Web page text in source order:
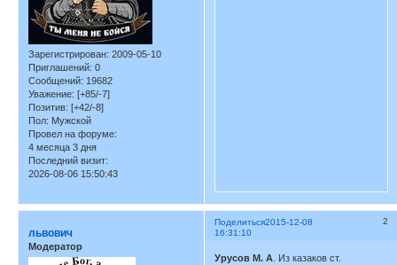
Зарегистрирован: 2009-05-10
Приглашений: 0
Сообщений: 19682
Уважение: [+85/-7]
Позитив: [+42/-8]
Пол: Мужской
Провел на форуме:
4 месяца 3 дня
Последний визит:
2026-08-06 15:50:43
Поделиться 2
2015-12-08
16:31:10
львович
Модератор
Урусов М. А . Из казаков ст.